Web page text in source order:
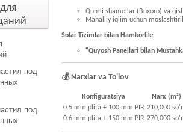
под
под
Qumli shamollar (Buxoro) va
Mahalliy iqlim uchun
Solar Tizimlar bilan Hamkorlik:
"Quyosh Panellari bilan
💰 Narxlar va To'lov
Konfiguratsiya
Narx (m²)
0.5 mm plita + 100 mm PIR 210,000
0.6 mm plita + 150 mm PIR 270,000